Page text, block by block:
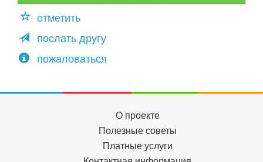
отметить
послать другу
пожаловаться
О проекте
Полезные советы
Платные услуги